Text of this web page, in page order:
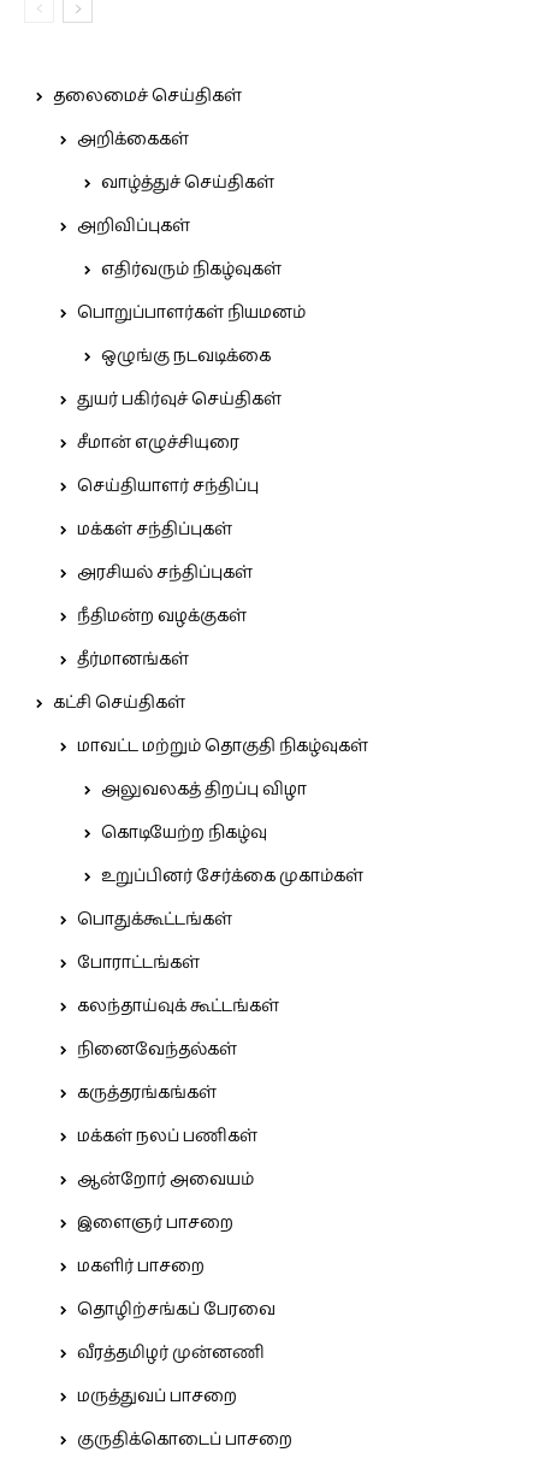
தலைமைச் செய்திகள்
அறிக்கைகள்
வாழ்த்துச் செய்திகள்
அறிவிப்புகள்
எதிர்வரும் நிகழ்வுகள்
பொறுப்பாளர்கள் நியமனம்
ஒழுங்கு நடவடிக்கை
துயர் பகிர்வுச் செய்திகள்
சீமான் எழுச்சியுரை
செய்தியாளர் சந்திப்பு
மக்கள் சந்திப்புகள்
அரசியல் சந்திப்புகள்
நீதிமன்ற வழக்குகள்
தீர்மானங்கள்
கட்சி செய்திகள்
மாவட்ட மற்றும் தொகுதி நிகழ்வுகள்
அலுவலகத் திறப்பு விழா
கொடியேற்ற நிகழ்வு
உறுப்பினர் சேர்க்கை முகாம்கள்
பொதுக்கூட்டங்கள்
போராட்டங்கள்
கலந்தாய்வுக் கூட்டங்கள்
நினைவேந்தல்கள்
கருத்தரங்கங்கள்
மக்கள் நலப் பணிகள்
ஆன்றோர் அவையம்
இளைஞர் பாசறை
மகளிர் பாசறை
தொழிற்சங்கப் பேரவை
வீரத்தமிழர் முன்னணி
மருத்துவப் பாசறை
குருதிக்கொடைப் பாசறை